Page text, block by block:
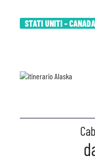
STATI UNITI - CANADA